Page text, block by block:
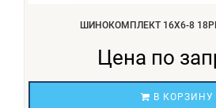
ШИНОКОМПЛЕКТ 16X6-8 18PR
Цена по
В КОРЗИНУ